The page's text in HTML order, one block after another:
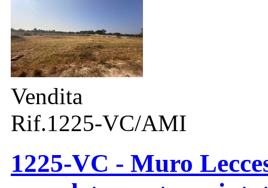
Vendita
Rif.1225-VC/AMI
1225-VC - Muro